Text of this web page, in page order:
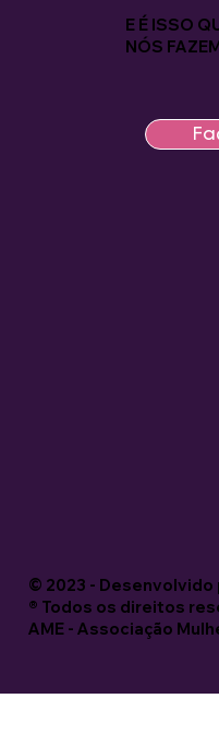
E É ISSO
NÓS
© 2023 - Desenvolvido
®️ Todos os direitos
AME - Associação